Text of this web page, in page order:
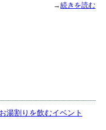
→続きを読む
湯割りを飲むイベント